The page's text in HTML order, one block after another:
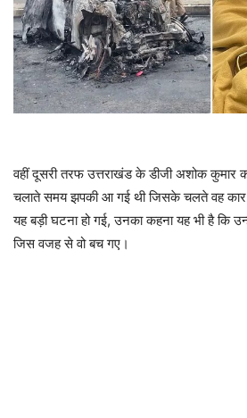
वहीं दूसरी तरफ उत्तराखंड के डीजी अशोक कुमार
चलाते समय झपकी आ गई थी जिसके चलते वह
यह बड़ी घटना हो गई, उनका कहना यह भी है कि
जिस वजह से वो बच गए।